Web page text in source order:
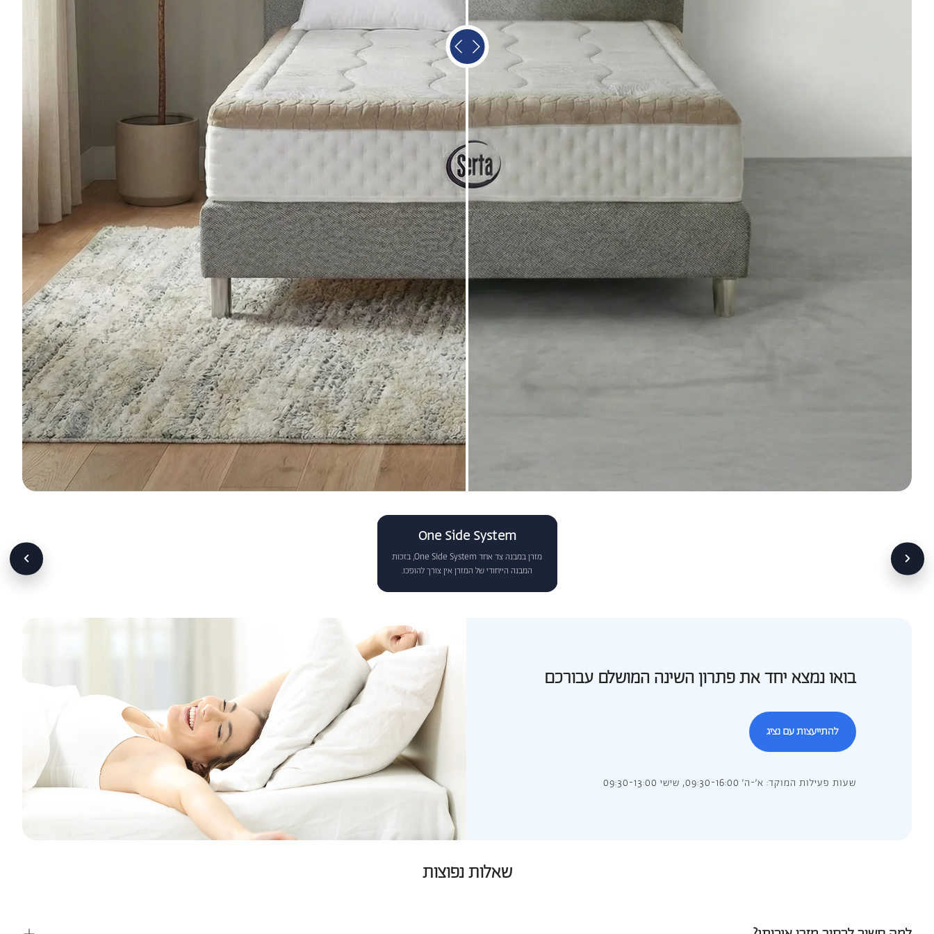
One Side System
מזרן במבנה צד אחד One Side System, בזכות
המבנה הייחודי של המזרן אין צורך להופכו.
בואו נמצא יחד את פתרון השינה המושלם עבורכם
להתייעצות עם נציג
שעות פעילות המוקד: א’-ה’ 09:30-16:00, שישי 09:30-13:00
שאלות נפוצות